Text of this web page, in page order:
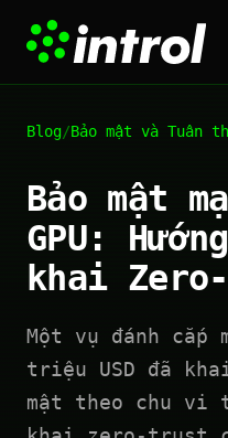
Blog/Bảo mật và Tuân
Bảo mật
GPU:
khai
Một vụ đánh
triệu USD đã
mật theo chu vi